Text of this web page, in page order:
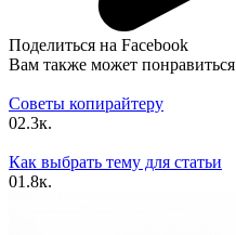
Поделиться на Facebook
Вам также может понравиться
Советы копирайтеру
02.3к.
Как выбрать тему для статьи
01.8к.